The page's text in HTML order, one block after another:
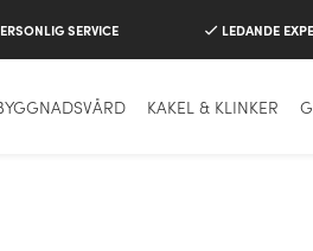
SERVICE LEDANDE
KAKEL & KLINKER